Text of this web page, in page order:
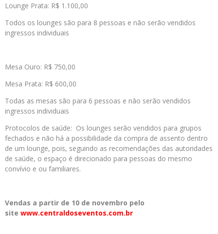
Lounge Prata: R$ 1.100,00
Todos os lounges são para 8 pessoas e não serão vendidos
ingressos individuais
Mesa Ouro: R$ 750,00
Mesa Prata: R$ 600,00
Todas as mesas são para 6 pessoas e não serão vendidos
ingressos individuais
Protocolos de saúde: Os lounges serão vendidos para grupos
fechados e não há a possibilidade da compra de assento dentro
de um lounge, pois, seguindo as recomendações das autoridades
de saúde, o espaço é direcionado para pessoas do mesmo
convívio e ou familiares.
Vendas a partir de 10 de novembro pelo
site www.centraldoseventos.com.br